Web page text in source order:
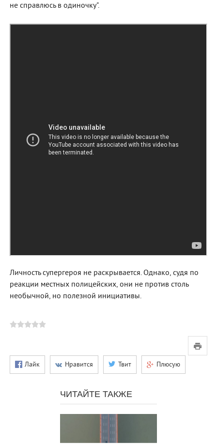
не справлюсь в одиночку".
Личность супергероя не раскрывается. Однако, судя по
реакции местных полицейских, они не против столь
необычной, но полезной инициативы.
Лайк Нравится Твит Плюсую
ЧИТАЙТЕ ТАКЖЕ